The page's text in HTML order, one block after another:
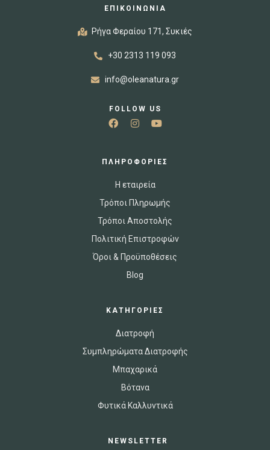
ΕΠΙΚΟΙΝΩΝΙΑ
Ρήγα Φεραίου 171, Συκιές
+30 2313 119 093
info@oleanatura.gr
FOLLOW US
ΠΛΗΡΟΦΟΡΙΕΣ
Η εταιρεία
Τρόποι Πληρωμής
Τρόποι Αποστολής
Πολιτική Επιστροφών
Όροι & Προϋποθέσεις
Blog
ΚΑΤΗΓΟΡΙΕΣ
Διατροφή
Συμπληρώματα Διατροφής
Μπαχαρικά
Βότανα
Φυτικά Καλλυντικά
NEWSLETTER